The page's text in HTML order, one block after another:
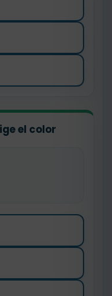
el color